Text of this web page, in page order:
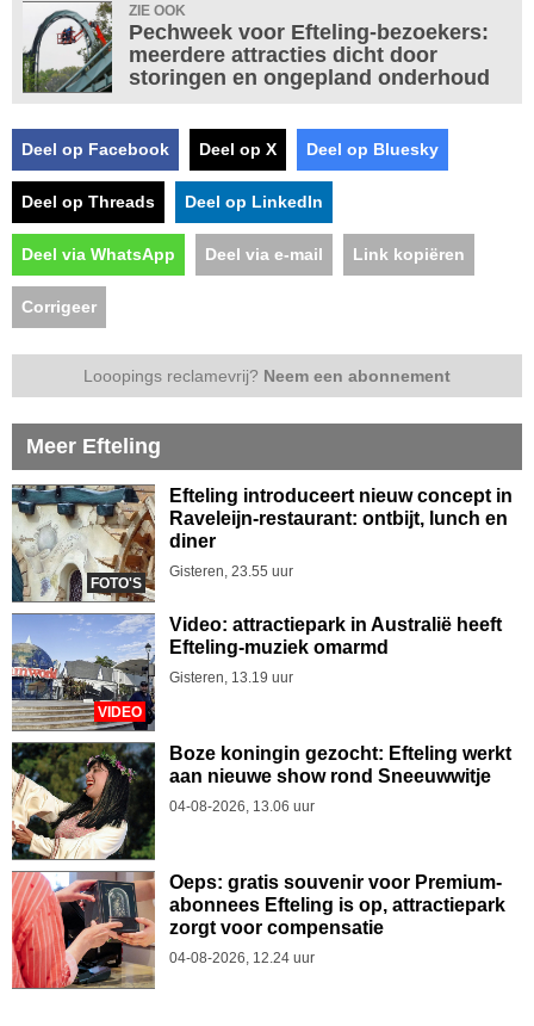
ZIE OOK
Pechweek voor Efteling-bezoekers:
meerdere attracties dicht door
storingen en ongepland onderhoud
Deel op Facebook Deel op X Deel op Bluesky
Deel op Threads Deel op LinkedIn
Deel via WhatsApp Deel via e-mail Link kopiëren
Corrigeer
Looopings reclamevrij? Neem een abonnement
Meer Efteling
FOTO'S
Efteling introduceert nieuw concept in
Raveleijn-restaurant: ontbijt, lunch en
diner
Gisteren, 23.55 uur
VIDEO
Video: attractiepark in Australië heeft
Efteling-muziek omarmd
Gisteren, 13.19 uur
Boze koningin gezocht: Efteling werkt
aan nieuwe show rond Sneeuwwitje
04-08-2026, 13.06 uur
Oeps: gratis souvenir voor Premium-
abonnees Efteling is op, attractiepark
zorgt voor compensatie
04-08-2026, 12.24 uur